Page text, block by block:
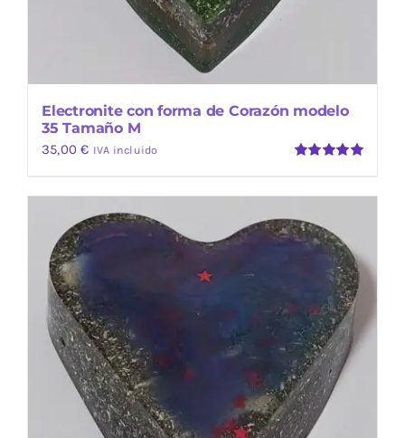
Electronite con forma de Corazón modelo
35 Tamaño M
5
35,00€ IVA incluido